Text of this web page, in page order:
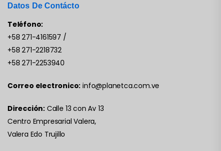
Datos De Contácto
Teléfono:
+58 271-4161597 /
+58 271-2218732
+58 271-2253940
Correo electronico: info@planetca.com.ve
Dirección: Calle 13 con Av 13
Centro Empresarial Valera,
Valera Edo Trujillo